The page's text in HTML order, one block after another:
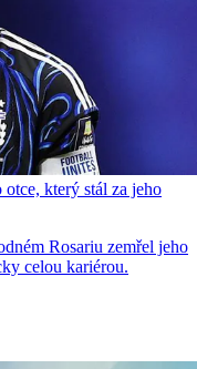
otce, který stál za jeho
Rosariu zemřel jeho
celou kariérou.